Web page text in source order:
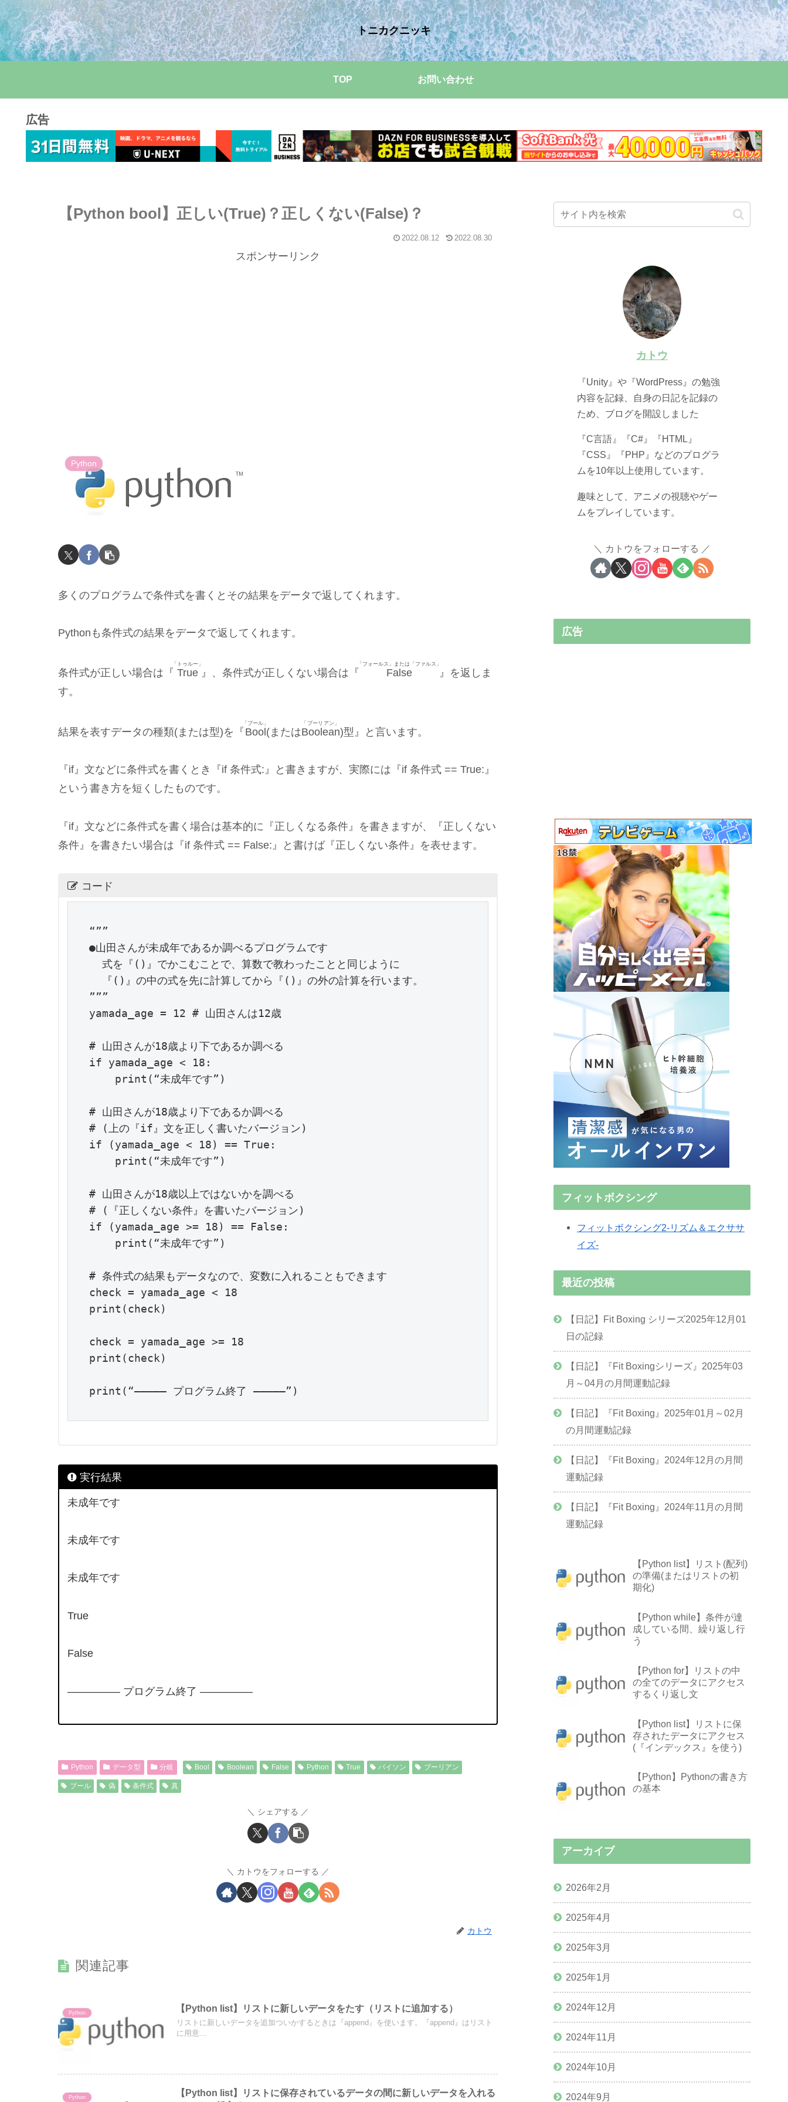
トニカクニッキ
TOP お問い合わせ
広告
【Python bool】正しい(True)？正しくない(False)？
2022.08.12 2022.08.30
スポンサーリンク
Python
多くのプログラムで条件式を書くとその結果をデータで返してくれます。
Pythonも条件式の結果をデータで返してくれます。
条件式が正しい場合は『 True
「トゥルー」
』、条件式が正しくない場合は『 False
「フォールス」または「ファルス」
』を返しま
す。
結果を表すデータの種類(または型)を『 Bool
「ブール」
(またはBoolean
「ブーリアン」
)型』と言います。
『if』文などに条件式を書くとき『if 条件式:』と書きますが、実際には『if 条件式 == True:』
という書き方を短くしたものです。
『if』文などに条件式を書く場合は基本的に『正しくなる条件』を書きますが、『正しくない
条件』を書きたい場合は『if 条件式 == False:』と書けば『正しくない条件』を表せます。
コード
“””
●山田さんが未成年であるか調べるプログラムです
  式を『()』でかこむことで、算数で教わったことと同じように
  『()』の中の式を先に計算してから『()』の外の計算を行います。
”””
yamada_age = 12 # 山田さんは12歳
# 山田さんが18歳より下であるか調べる
if yamada_age < 18:
    print(“未成年です”)
# 山田さんが18歳より下であるか調べる
# (上の『if』文を正しく書いたバージョン)
if (yamada_age < 18) == True:
    print(“未成年です”)
# 山田さんが18歳以上ではないかを調べる
# (『正しくない条件』を書いたバージョン)
if (yamada_age >= 18) == False:
    print(“未成年です”)
# 条件式の結果もデータなので、変数に入れることもできます
check = yamada_age < 18
print(check)
check = yamada_age >= 18
print(check)
print(“————— プログラム終了 —————”)
実行結果
未成年です
未成年です
未成年です
True
False
————— プログラム終了 —————
Python データ型 分岐 Bool Boolean False Python True パイソン ブーリアン
ブール 偽 条件式 真
シェアする
カトウをフォローする
カトウ
関連記事
Python 【Python list】リストに新しいデータをたす（リストに追加する）
リストに新しいデータを追加ついかするときは『append』を使います。『append』はリスト
に用意...
Python
【Python list】リストに保存されているデータの間に新しいデータを入れる
カトウ
『Unity』や『WordPress』の勉強
内容を記録、自身の日記を記録の
ため、ブログを開設しました
『C言語』『C#』『HTML』
『CSS』『PHP』などのプログラ
ムを10年以上使用しています。
趣味として、アニメの視聴やゲー
ムをプレイしています。
カトウをフォローする
広告
フィットボクシング
フィットボクシング2-リズム＆エクササ
イズ-
最近の投稿
【日記】Fit Boxing シリーズ2025年12月01
日の記録
【日記】『Fit Boxingシリーズ』2025年03
月～04月の月間運動記録
【日記】『Fit Boxing』2025年01月～02月
の月間運動記録
【日記】『Fit Boxing』2024年12月の月間
運動記録
【日記】『Fit Boxing』2024年11月の月間
運動記録
【Python list】リスト(配列)
の準備(またはリストの初
期化)
【Python while】条件が達
成している間、繰り返し行
う
【Python for】リストの中
の全てのデータにアクセス
するくり返し文
【Python list】リストに保
存されたデータにアクセス
(『インデックス』を使う)
【Python】Pythonの書き方
の基本
アーカイブ
2026年2月
2025年4月
2025年3月
2025年1月
2024年12月
2024年11月
2024年10月
2024年9月